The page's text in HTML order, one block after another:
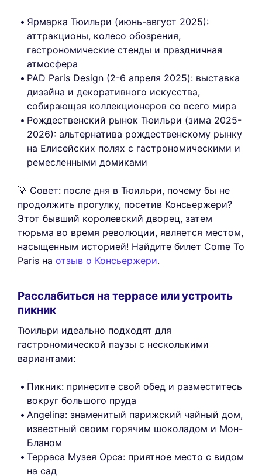
Ярмарка Тюильри (июнь-август 2025):
аттракционы, колесо обозрения,
гастрономические стенды и праздничная
атмосфера
PAD Paris Design (2-6 апреля 2025): выставка
дизайна и декоративного искусства,
собирающая коллекционеров со всего мира
Рождественский рынок Тюильри (зима 2025-
2026): альтернатива рождественскому рынку
на Елисейских полях с гастрономическими и
ремесленными домиками
💡 Совет: после дня в Тюильри, почему бы не
продолжить прогулку, посетив Консьержери?
Этот бывший королевский дворец, затем
тюрьма во время революции, является местом,
насыщенным историей! Найдите билет Come To
Paris на отзыв о Консьержери.
Расслабиться на террасе или устроить
пикник
Тюильри идеально подходят для
гастрономической паузы с несколькими
вариантами:
Пикник: принесите свой обед и разместитесь
вокруг большого пруда
Angelina: знаменитый парижский чайный дом,
известный своим горячим шоколадом и Мон-
Бланом
Терраса Музея Орсэ: приятное место с видом
на сад